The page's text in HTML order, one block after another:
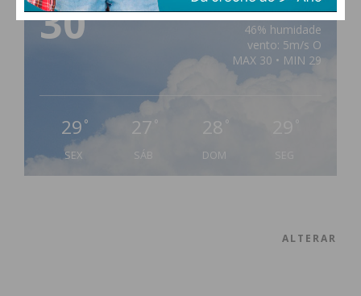
30°
broken clouds
46% humidade
vento: 5m/s O
MAX 30 • MIN 29
29 °
SEX
27 °
SÁB
28 °
DOM
ALTERAR